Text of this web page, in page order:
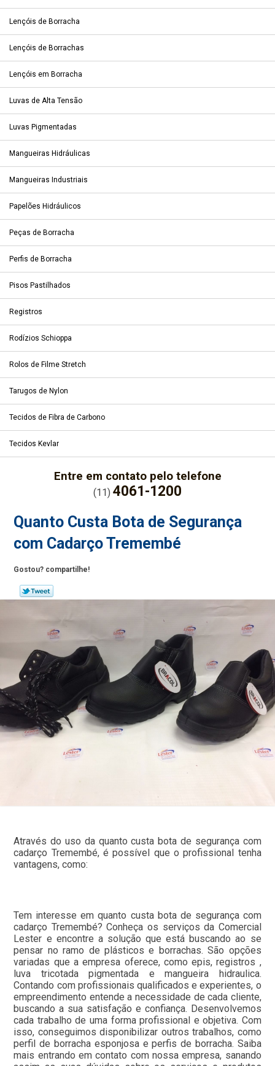
Lençóis de Borracha
Lençóis de Borrachas
Lençóis em Borracha
Luvas de Alta Tensão
Luvas Pigmentadas
Mangueiras Hidráulicas
Mangueiras Industriais
Papelões Hidráulicos
Peças de Borracha
Perfis de Borracha
Pisos Pastilhados
Registros
Rodízios Schioppa
Rolos de Filme Stretch
Tarugos de Nylon
Tecidos de Fibra de Carbono
Tecidos Kevlar
Entre em contato pelo telefone
(11) 4061-1200
Quanto Custa Bota de Segurança
com Cadarço Tremembé
Gostou? compartilhe!
Através do uso da quanto custa bota de segurança com
cadarço Tremembé, é possível que o profissional tenha
vantagens, como:
Tem interesse em quanto custa bota de segurança com
cadarço Tremembé? Conheça os serviços da Comercial
Lester e encontre a solução que está buscando ao se
pensar no ramo de plásticos e borrachas. São opções
variadas que a empresa oferece, como epis, registros ,
luva tricotada pigmentada e mangueira hidraulica.
Contando com profissionais qualificados e experientes, o
empreendimento entende a necessidade de cada cliente,
buscando a sua satisfação e confiança. Desenvolvemos
cada trabalho de uma forma profissional e objetiva. Com
isso, conseguimos disponibilizar outros trabalhos, como
perfil de borracha esponjosa e perfis de borracha. Saiba
mais entrando em contato com nossa empresa, sanando